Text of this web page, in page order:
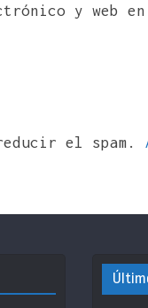
y web
el spam.